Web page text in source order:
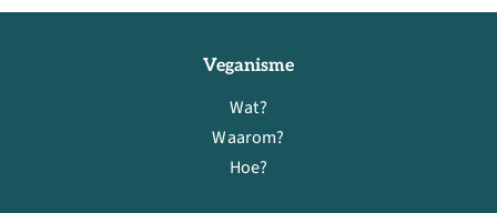
Veganisme
Wat?
Waarom?
Hoe?